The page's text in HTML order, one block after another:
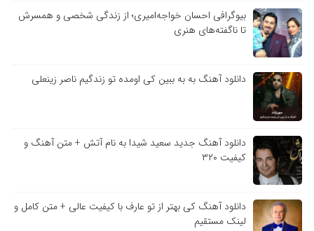
بیوگرافی احسان خواجه‌امیری؛ از زندگی شخصی و همسرش
تا ناگفته‌های هنری
دانلود آهنگ به به ببین کی اومده تو زندگیم ناصر زینعلی
دانلود آهنگ جدید سعید شیدا به نام آتش + متن آهنگ و
کیفیت ۳۲۰
دانلود آهنگ کی بهتر از تو عارف با کیفیت عالی + متن کامل و
لینک مستقیم